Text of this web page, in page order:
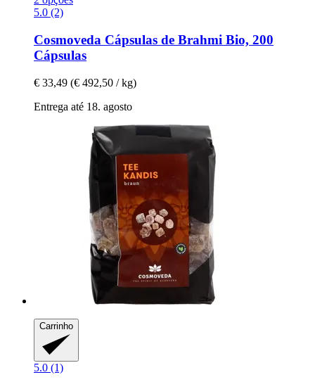
5.0 (2)
Cosmoveda Cápsulas de Brahmi Bio, 200
Cápsulas
€ 33,49 (€ 492,50 / kg)
Entrega até 18. agosto
Carrinho
5.0 (1)